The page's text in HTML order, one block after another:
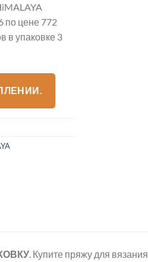
по цене 772
в упаковке 3
. Купите пряжу для вязания